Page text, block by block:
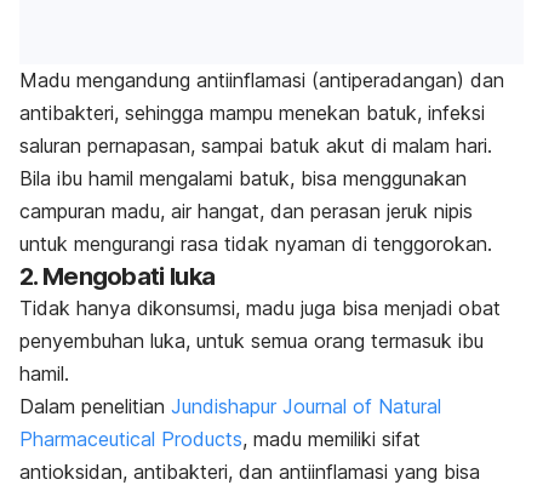
Madu mengandung antiinflamasi (antiperadangan) dan
antibakteri, sehingga mampu menekan batuk, infeksi
saluran pernapasan, sampai batuk akut di malam hari.
Bila ibu hamil mengalami batuk, bisa menggunakan
campuran madu, air hangat, dan perasan jeruk nipis
untuk mengurangi rasa tidak nyaman di tenggorokan.
2. Mengobati luka
Tidak hanya dikonsumsi, madu juga bisa menjadi obat
penyembuhan luka, untuk semua orang termasuk ibu
hamil.
Dalam penelitian Jundishapur Journal of Natural
Pharmaceutical Products, madu memiliki sifat
antioksidan, antibakteri, dan antiinflamasi yang bisa